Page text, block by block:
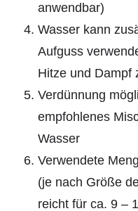
anwendbar)
Wasser kann
Aufguss
Hitze und Dampf
Verdünnung
empfohlenes
Wasser
Verwendete
(je nach Größe
reicht für ca. 9 –